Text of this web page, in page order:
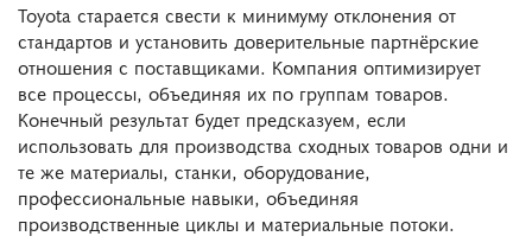
Toyota старается свести к минимуму отклонения от
стандартов и установить доверительные партнёрские
отношения с поставщиками. Компания оптимизирует
все процессы, объединяя их по группам товаров.
Конечный результат будет предсказуем, если
использовать для производства сходных товаров одни и
те же материалы, станки, оборудование,
профессиональные навыки, объединяя
производственные циклы и материальные потоки.